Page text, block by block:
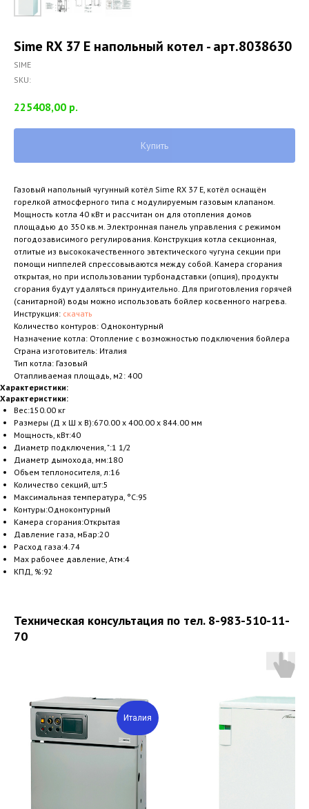
Sime RX 37 E напольный котел - арт.8038630
SIME
SKU:
225408,00 р.
Купить
Газовый напольный чугунный котёл Sime RX 37 E, котёл оснащён
горелкой атмосферного типа с модулируемым газовым клапаном.
Мощность котла 40 кВт и рассчитан он для отопления домов
площадью до 350 кв.м. Электронная панель управления с режимом
погодозависимого регулирования. Конструкция котла секционная,
отлитые из высококачественного эвтектического чугуна секции при
помощи ниппелей спрессовываются между собой. Камера сгорания
открытая, но при использовании турбонадставки (опция), продукты
сгорания будут удаляться принудительно. Для приготовления горячей
(санитарной) воды можно использовать бойлер косвенного нагрева.
Инструкция: скачать
Количество контуров: Одноконтурный
Назначение котла: Отопление с возможностью подключения бойлера
Страна изготовитель: Италия
Тип котла: Газовый
Отапливаемая площадь, м2: 400
Характеристики:
Характеристики:
Вес:150.00 кг
Размеры (Д x Ш x В):670.00 x 400.00 x 844.00 мм
Мощность, кВт:40
Диаметр подключения, ":1 1/2
Диаметр дымохода, мм:180
Объем теплоносителя, л:16
Количество секций, шт:5
Максимальная температура, °С:95
Контуры:Одноконтурный
Камера сгорания:Открытая
Давление газа, мБар:20
Расход газа:4.74
Max рабочее давление, Атм:4
КПД, %:92
Техническая консультация по тел. 8-983-510-11-
70
Италия